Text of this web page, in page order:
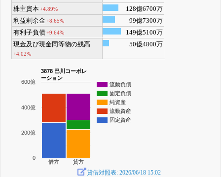
株主資本+4.89%
128億6700万
利益剰余金+8.65%
99億7300万
有利子負債+9.64%
149億5100万
現金及び現金同等物の残高
+4.02%
50億4800万
3878 巴川コーポレ
ーション
流動負債
固定負債
純資産
流動資産
固定資産
借方 貸方
0
200億
400億
600億
貸借対照表: 2026/06/18 15:02